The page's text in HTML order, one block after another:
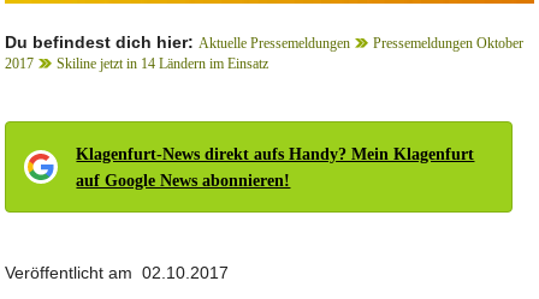
Du befindest dich hier: Aktuelle Pressemeldungen
Pressemeldungen Oktober
2017
Skiline jetzt in 14 Ländern im Einsatz
Klagenfurt-News direkt aufs Handy? Mein Klagenfurt
auf Google News abonnieren!
Veröffentlicht am 02.10.2017